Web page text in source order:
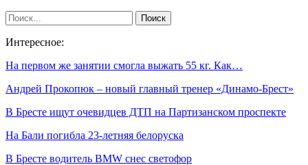
Интересное:
На первом же занятии смогла выжать 55 кг. Как…
Андрей Прокопюк – новый главный тренер «Динамо-Брест»
В Бресте ищут очевидцев ДТП на Партизанском проспекте
На Бали погибла 23-летняя белоруска
В Бресте водитель BMW снес светофор